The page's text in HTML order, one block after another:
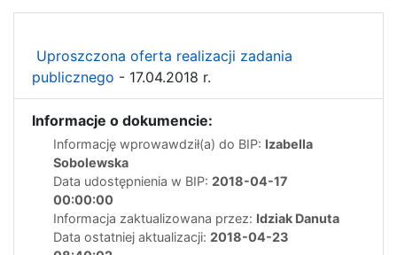
Uproszczona oferta realizacji zadania
publicznego - 17.04.2018 r.
Informacje o dokumencie:
Informację wprowawdził(a) do BIP: Izabella
Sobolewska
Data udostępnienia w BIP: 2018-04-17
00:00:00
Informacja zaktualizowana przez: Idziak Danuta
Data ostatniej aktualizacji: 2018-04-23